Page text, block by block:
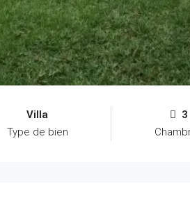
Villa
Type de bien
3